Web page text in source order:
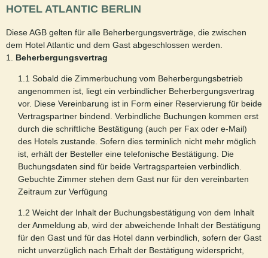
HOTEL ATLANTIC BERLIN
Diese AGB gelten für alle Beherbergungsverträge, die zwischen
dem Hotel Atlantic und dem Gast abgeschlossen werden.
1. Beherbergungsvertrag
1.1 Sobald die Zimmerbuchung vom Beherbergungsbetrieb
angenommen ist, liegt ein verbindlicher Beherbergungsvertrag
vor. Diese Vereinbarung ist in Form einer Reservierung für beide
Vertragspartner bindend. Verbindliche Buchungen kommen erst
durch die schriftliche Bestätigung (auch per Fax oder e-Mail)
des Hotels zustande. Sofern dies terminlich nicht mehr möglich
ist, erhält der Besteller eine telefonische Bestätigung. Die
Buchungsdaten sind für beide Vertragsparteien verbindlich.
Gebuchte Zimmer stehen dem Gast nur für den vereinbarten
Zeitraum zur Verfügung
1.2 Weicht der Inhalt der Buchungsbestätigung von dem Inhalt
der Anmeldung ab, wird der abweichende Inhalt der Bestätigung
für den Gast und für das Hotel dann verbindlich, sofern der Gast
nicht unverzüglich nach Erhalt der Bestätigung widerspricht,